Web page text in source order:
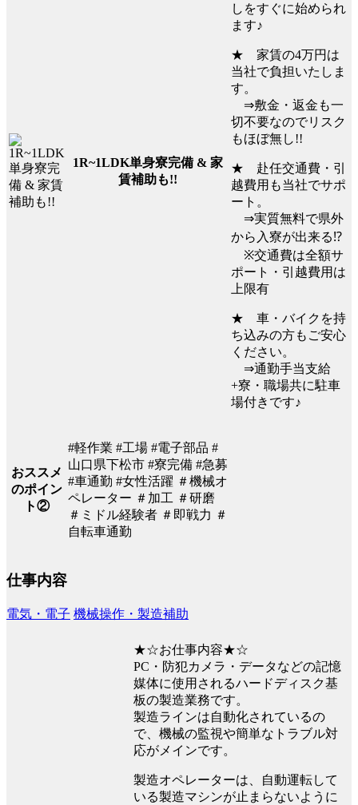
1R~1LDK単身寮完備 & 家
賃補助も!!
しをすぐに始められ
ます♪
★ 家賃の4万円は
当社で負担いたしま
す。
⇒敷金・返金も一
切不要なのでリスク
もほぼ無し!!
★ 赴任交通費・引
越費用も当社でサポ
ート。
⇒実質無料で県外
から入寮が出来る⁉
※交通費は全額サ
ポート・引越費用は
上限有
★ 車・バイクを持
ち込みの方もご安心
ください。
⇒通勤手当支給
+寮・職場共に駐車
場付きです♪
おススメ
のポイン
ト②
#軽作業 #工場 #電子部品 #
山口県下松市 #寮完備 #急募
#車通勤 #女性活躍 ＃機械オ
ペレーター ＃加工 ＃研磨
＃ミドル経験者 ＃即戦力 ＃
自転車通勤
仕事内容
電気・電子 機械操作・製造補助
★☆お仕事内容★☆
PC・防犯カメラ・データなどの記憶
媒体に使用されるハードディスク基
板の製造業務です。
製造ラインは自動化されているの
で、機械の監視や簡単なトラブル対
応がメインです。
製造オペレーターは、自動運転して
いる製造マシンが止まらないように